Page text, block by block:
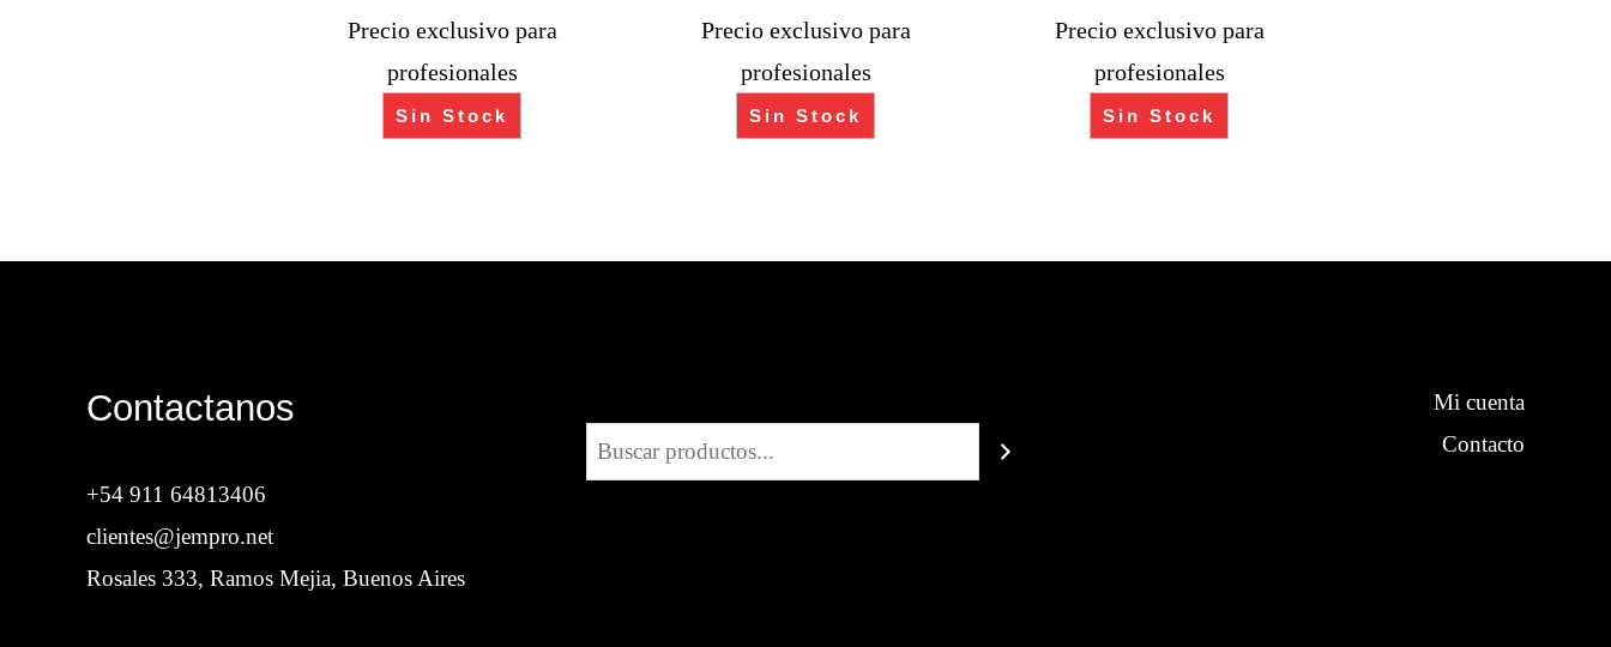
Precio exclusivo para
profesionales
Sin Stock
Precio exclusivo para
profesionales
Sin Stock
Precio exclusivo para
profesionales
Sin Stock
Contactanos
+54 911 64813406
clientes@jempro.net
Rosales 333, Ramos Mejia, Buenos Aires
Mi cuenta
Contacto